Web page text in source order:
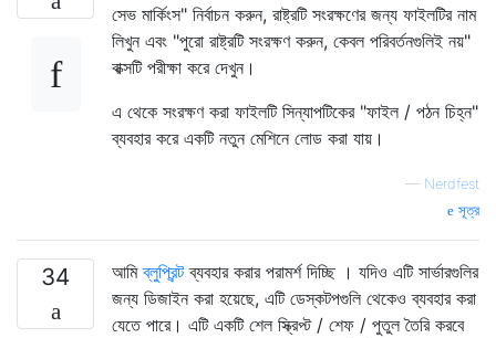
সেভ মার্কিংস" নির্বাচন করুন, রাষ্ট্রটি সংরক্ষণের জন্য ফাইলটির নাম
লিখুন এবং "পুরো রাষ্ট্রটি সংরক্ষণ করুন, কেবল পরিবর্তনগুলিই নয়"
বাক্সটি পরীক্ষা করে দেখুন।
এ থেকে সংরক্ষণ করা ফাইলটি সিন্যাপটিকের "ফাইল / পঠন চিহ্ন"
ব্যবহার করে একটি নতুন মেশিনে লোড করা যায়।
— Nerdfest
সূত্র
34 আমিব্লুপ্রিন্টব্যবহার করার পরামর্শ দিচ্ছি । যদিও এটি সার্ভারগুলির
জন্য ডিজাইন করা হয়েছে, এটি ডেস্কটপগুলি থেকেও ব্যবহার করা
যেতে পারে। এটি একটি শেল স্ক্রিপ্ট / শেফ / পুতুল তৈরি করবে